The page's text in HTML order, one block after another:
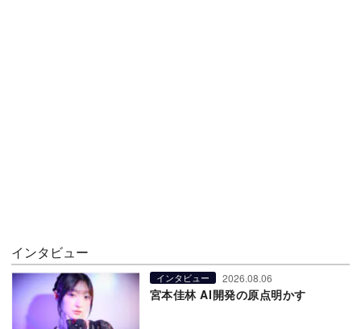
インタビュー
インタビュー 2026.08.06
宮本佳林 AI開発の原点明かす